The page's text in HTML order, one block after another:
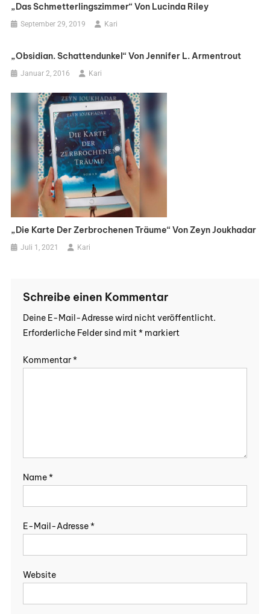
„Das Schmetterlingszimmer“ Von Lucinda Riley
September 29, 2019 Kari
„Obsidian. Schattendunkel“ Von Jennifer L. Armentrout
Januar 2, 2016 Kari
„Die Karte Der Zerbrochenen Träume“ Von Zeyn Joukhadar
Juli 1, 2021 Kari
Schreibe einen Kommentar
Deine E-Mail-Adresse wird nicht veröffentlicht.
Erforderliche Felder sind mit*markiert
Kommentar*
Name*
E-Mail-Adresse*
Website